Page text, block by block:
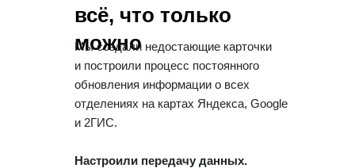
всё, что только
можно
Мы создали недостающие карточки
и построили процесс постоянного
обновления информации о всех
отделениях на картах Яндекса, Google
и 2ГИС.
Настроили передачу данных.